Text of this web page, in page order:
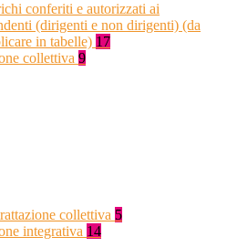
conferiti e autorizzati ai
(dirigenti e non dirigenti) (da
in tabelle) 17
collettiva 9
collettiva 5
integrativa 14